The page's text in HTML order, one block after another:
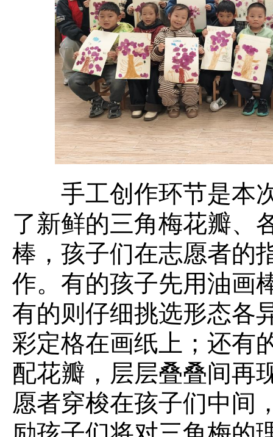
手工创作环节是本次
了新鲜的三角梅花瓣、
棒，孩子们在志愿者的
作。有的孩子先用油画
有的则仔细挑选形态各
彩定格在画纸上；还有
配花瓣，层层叠叠间再
愿者穿梭在孩子们中间